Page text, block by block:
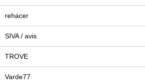
rehacer
SIVA / avis
TROVE
Varde77